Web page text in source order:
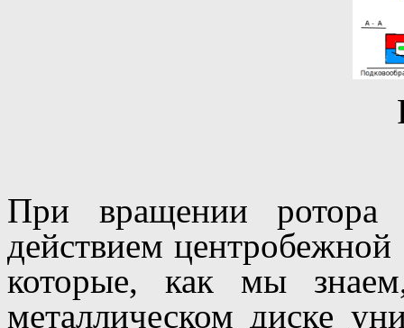
При вращении
действием
которые, как мы
металлическом диске